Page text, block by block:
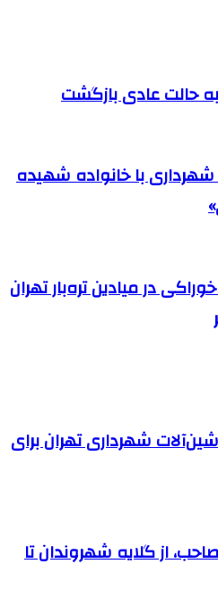
حالت عادی بازگشت
شهرداری با خانواده شهیده
در میادین تره‌بار تهران
ماشین‌آلات شهرداری تهران برای
از گلایه شهروندان تا